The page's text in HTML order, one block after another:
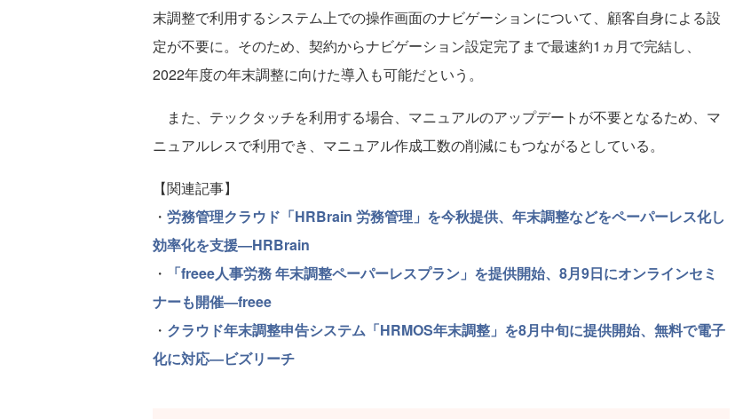
末調整で利用するシステム上での操作画面のナビゲーションについて、顧客自身による設
定が不要に。そのため、契約からナビゲーション設定完了まで最速約1ヵ月で完結し、
2022年度の年末調整に向けた導入も可能だという。
また、テックタッチを利用する場合、マニュアルのアップデートが不要となるため、マ
ニュアルレスで利用でき、マニュアル作成工数の削減にもつながるとしている。
【関連記事】
・ 労務管理クラウド「HRBrain 労務管理」を今秋提供、年末調整などをペーパーレス化し
効率化を支援―HRBrain
・
「freee人事労務 年末調整ペーパーレスプラン」を提供開始、8月9日にオンラインセミ
ナーも開催―freee
・ クラウド年末調整申告システム「HRMOS年末調整」を8月中旬に提供開始、無料で電子
化に対応―ビズリーチ